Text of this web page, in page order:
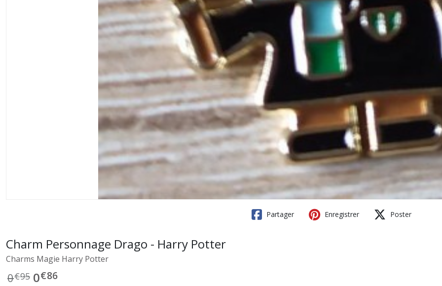
Partager Enregistrer Poster
Charm Personnage Drago - Harry Potter
Charms Magie Harry Potter
0€95 0€86